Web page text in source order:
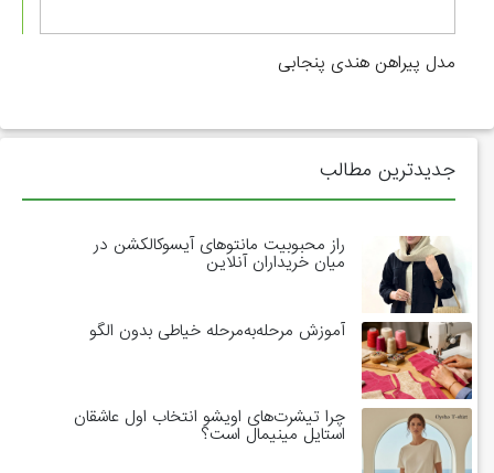
مدل پیراهن هندی پنجابی
جدیدترین مطالب
راز محبوبیت مانتوهای آیسوکالکشن در
میان خریداران آنلاین
آموزش مرحله‌به‌مرحله خیاطی بدون الگو
چرا تیشرت‌های اویشو انتخاب اول عاشقان
استایل مینیمال است؟